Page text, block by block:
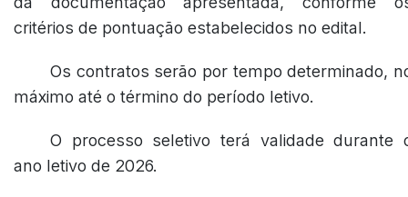
critérios de pontuação estabelecidos no edital.
Os contratos serão por tempo determinado,
máximo até o término do período letivo.
O processo seletivo terá validade durante
ano letivo de 2026.